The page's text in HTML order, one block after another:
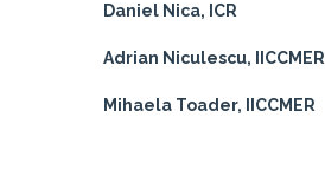
Daniel Nica, ICR
Adrian Niculescu, IICCMER
Mihaela Toader, IICCMER